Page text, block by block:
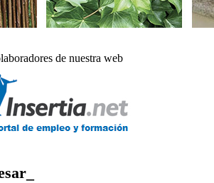
de nuestra web